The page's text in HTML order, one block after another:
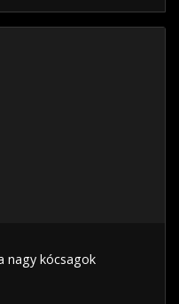
nagy kócsagok